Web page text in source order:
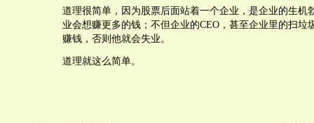
道理很简单，因为股票后面站着一个企业，是企业的生机
业会想赚更多的钱；不但企业的CEO，甚至企业里的扫垃
赚钱，否则他就会失业。
道理就这么简单。